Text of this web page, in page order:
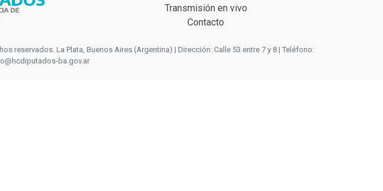
Transmisión en vivo
Contacto
reservados. La Plata, Buenos Aires (Argentina) | Dirección: Calle 53 entre 7 y 8 | Teléfono:
ba.gov.ar